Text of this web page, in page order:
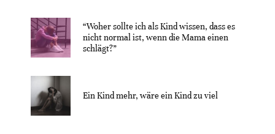
“Woher sollte ich als Kind wissen, dass es
nicht normal ist, wenn die Mama einen
schlägt?”
Ein Kind mehr, wäre ein Kind zu viel